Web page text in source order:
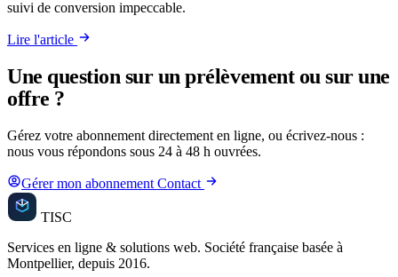
suivi de conversion impeccable.
Lire l'article
Une question sur un prélèvement ou sur une
offre ?
Gérez votre abonnement directement en ligne, ou écrivez-nous :
nous vous répondons sous 24 à 48 h ouvrées.
Gérer mon abonnement Contact
TISC
Services en ligne & solutions web. Société française basée à
Montpellier, depuis 2016.